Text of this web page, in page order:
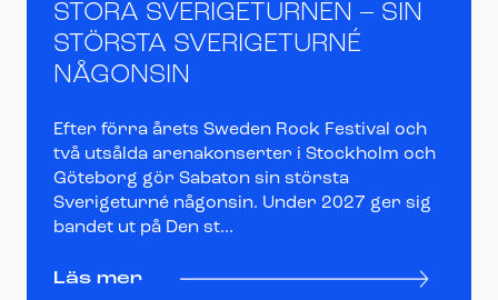
STORA SVERIGETURNÉN – SIN
STÖRSTA SVERIGETURNÉ
NÅGONSIN
Efter förra årets Sweden Rock Festival och
två utsålda arenakonserter i Stockholm och
Göteborg gör Sabaton sin största
Sverigeturné någonsin. Under 2027 ger sig
bandet ut på Den st...
Läs mer